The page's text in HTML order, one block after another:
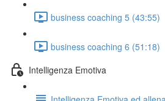
business coaching 5 (43:55)
business coaching 6 (51:18)
Intelligenza Emotiva